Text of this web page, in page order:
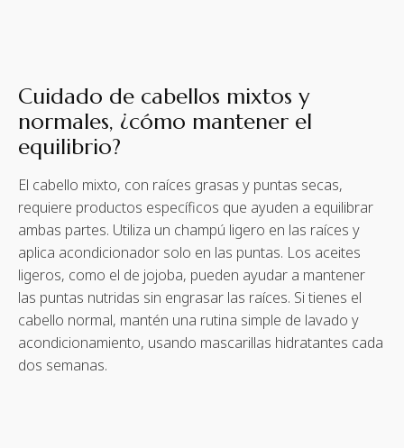
Cuidado de cabellos mixtos y
normales, ¿cómo mantener el
equilibrio?
El cabello mixto, con raíces grasas y puntas secas,
requiere productos específicos que ayuden a equilibrar
ambas partes. Utiliza un champú ligero en las raíces y
aplica acondicionador solo en las puntas. Los aceites
ligeros, como el de jojoba, pueden ayudar a mantener
las puntas nutridas sin engrasar las raíces. Si tienes el
cabello normal, mantén una rutina simple de lavado y
acondicionamiento, usando mascarillas hidratantes cada
dos semanas.